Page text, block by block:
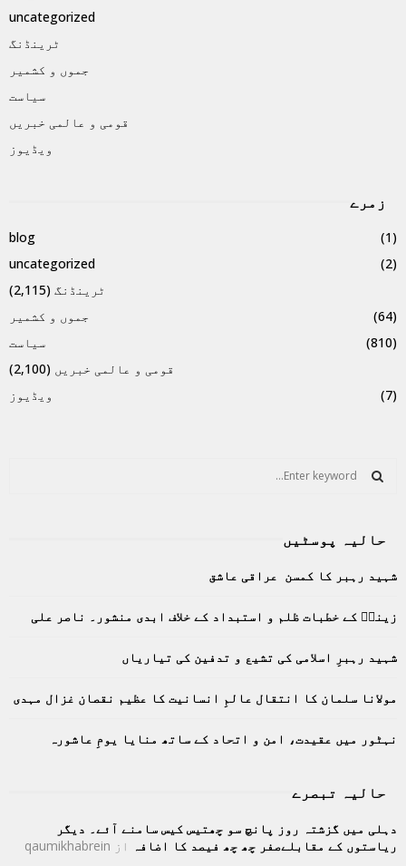
uncategorized
ٹرینڈنگ
جموں و کشمیر
سیاست
قومی و عالمی خبریں
ویڈیوز
زمرے
blog
(1)
uncategorized
(2)
ٹرینڈنگ (2,115)
جموں و کشمیر
(64)
سیاست
(810)
قومی و عالمی خبریں (2,100)
ویڈیوز
(7)
f
r
E
A
R
C
H
حالیہ پوسٹیں
شہید رہبر کا کمسن عراقی عاشق
زینبؑ کے خطبات ظلم و استبداد کے خلاف ابدی منشور۔ ناصر علی
شہید رہبرِ اسلامی کی تشیع و تدفین کی تیاریاں
مولانا سلمان کا انتقال عالمِ انسانیت کا عظیم نقصان غزال مہدی
نہٹور میں عقیدت، امن و اتحاد کے ساتھ منایا یومِ عاشورہ
حالیہ تبصرے
دہلی میں گزشتہ روز پانچ سو چھتیس کیس سامنے آئے۔ دیگر
ریاستوں کے مقابلےصفر چھ چھ فیصد کا اضافہ
از qaumikhabrein